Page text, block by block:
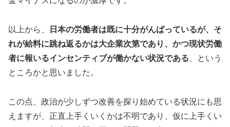
以上から、
日本の労働者は既に十分がんばっているが、そ
れが給料に跳ね返るかは大企業次第であり、かつ現状労働
者に報いるインセンティブが働かない状況である 、という
ところかと思いました。
この点、政治が少しずつ改善を探り始めている状況にも思
えますが、正直上手くいくかは不明であり、仮に上手くい